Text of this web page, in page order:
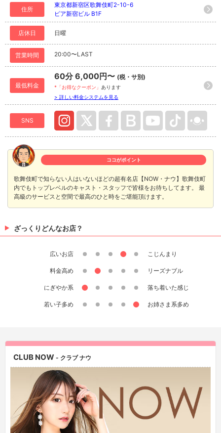
住所
東京都新宿区歌舞伎町2-10-6
ピア新宿ビル B1F
店休日 日曜
営業時間 20:00〜LAST
最低料金
60分 6,000円〜 (税・サ別)
*「お得なクーポン」 あります
> 詳しい料金システムを見る
SNS
ココがポイント
歌舞伎町で知らない人はいないほどの超有名店【NOW・ナウ】歌舞伎町
内でもトップレベルのキャスト・スタッフで皆様をお待ちしてます。 最
高級のサービスと空間で最高のひと時をご堪能頂けます。
ざっくりどんなお店？
広いお店 こじんまり
料金高め リーズナブル
にぎやか系 落ち着いた感じ
若い子多め お姉さま系多め
CLUB NOW - クラブ ナウ